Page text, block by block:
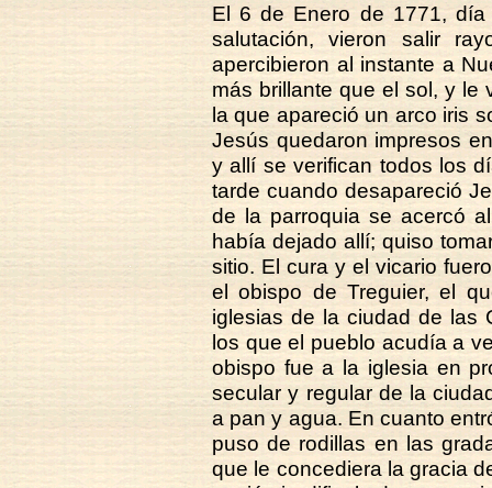
El 6 de Enero de 1771,
salutación, vieron salir
apercibieron al instante a
más brillante que el sol, y le
la que apareció un arco iris
Jesús quedaron impresos
y allí se verifican todos los
tarde cuando desapareció
de la parroquia se acercó
había dejado allí; quiso
sitio. El cura y el vicario
el obispo de Treguier, el
iglesias de la ciudad de las
los que el pueblo acudía a
obispo fue a la iglesia en
secular y regular de la
a pan y agua. En cuanto
puso de rodillas en las
que le concediera la gracia